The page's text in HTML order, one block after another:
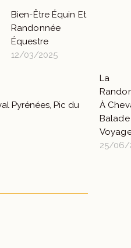
Bien-Être Équin Et
Randonnée
Équestre
12/03/2025
La
À
Balade
25/06/